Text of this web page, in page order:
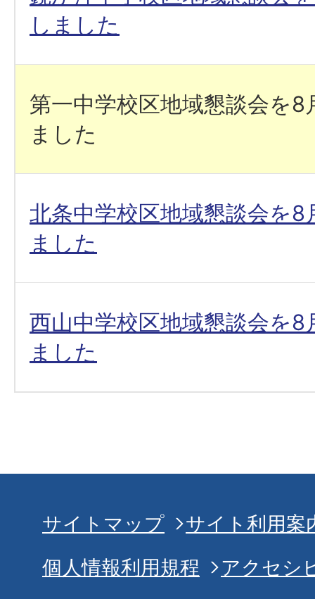
しました
第一中学校区地域懇談会を8
ました
北条中学校区地域懇談会を8
ました
西山中学校区地域懇談会を8
ました
サイトマップ
サイト利用案
個人情報利用規程
アクセシ